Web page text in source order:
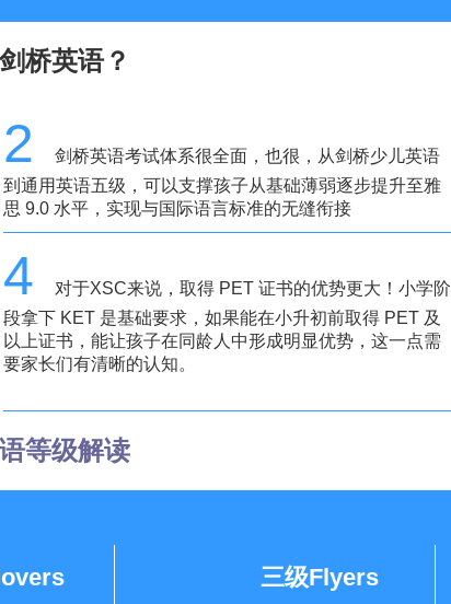
桥英语？
2
剑桥英语考试体系很全面，也很，从剑桥少儿英语
到通用英语五级，可以支撑孩子从基础薄弱逐步提升至雅
思 9.0 水平，实现与国际语言标准的无缝衔接
4
对于XSC来说，取得 PET 证书的优势更大！小学阶
段拿下 KET 是基础要求，如果能在小升初前取得 PET 及
以上证书，能让孩子在同龄人中形成明显优势，这一点需
要家长们有清晰的认知。
等级解读
三级Flyers